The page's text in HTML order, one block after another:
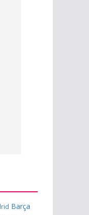
Barça